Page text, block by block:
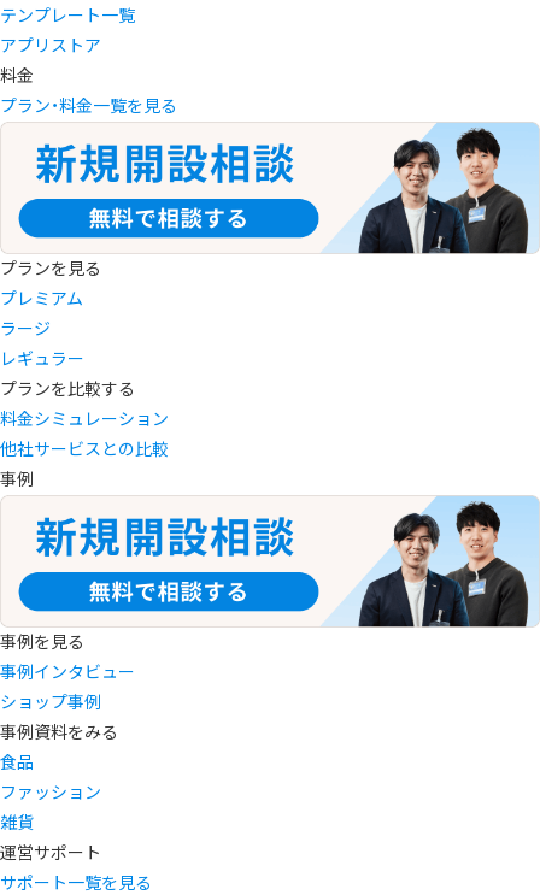
テンプレート一覧
アプリストア
料金
プラン・料金一覧を見る
プランを見る
プレミアム
ラージ
レギュラー
プランを比較する
料金シミュレーション
他社サービスとの比較
事例
事例を見る
事例インタビュー
ショップ事例
事例資料をみる
食品
ファッション
雑貨
運営サポート
サポート一覧を見る